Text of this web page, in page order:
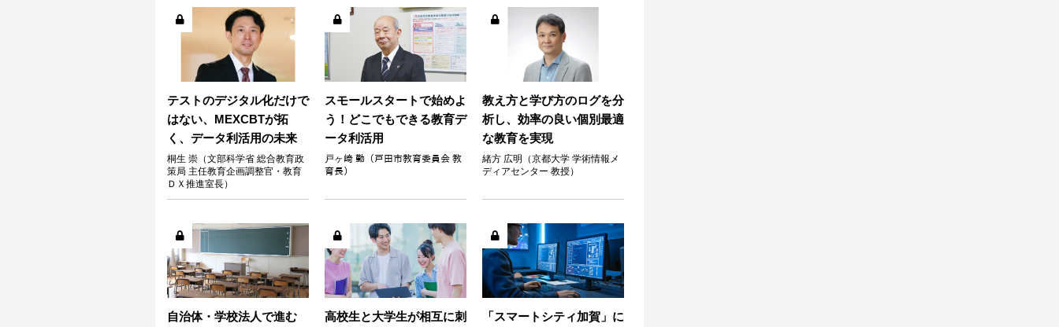
テストのデジタル化だけで
はない、MEXCBTが拓
く、データ利活用の未来
桐生 崇（文部科学省 総合教育政
策局 主任教育企画調整官・教育
ＤＸ推進室長）
スモールスタートで始めよ
う！どこでもできる教育デ
ータ利活用
戸ヶ﨑 勤（戸田市教育委員会 教
育長）
教え方と学び方のログを分
析し、効率の良い個別最適
な教育を実現
緒方 広明（京都大学 学術情報メ
ディアセンター 教授）
自治体・学校法人で進む
高校生と大学生が相互に刺
「スマートシティ加賀」に